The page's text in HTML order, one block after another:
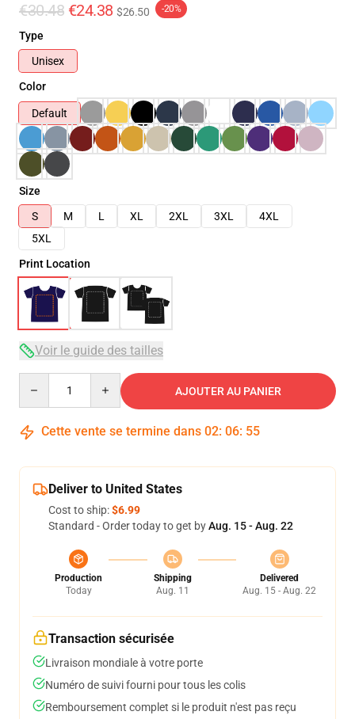
€30.48 €24.38 $26.50 -20%
Type
Unisex
Color
Default
Size
S
M L XL 2XL 3XL
4XL
5XL
Print Location
Voir le guide des tailles
AJOUTER AU PANIER
Cette vente se termine dans 02: 06: 54
Deliver to United States
Cost to ship:$6.99
Standard - Order today to get byAug. 15 - Aug. 22
Production
Today
Shipping
Aug. 11
Delivered
Aug. 15 - Aug. 22
Transaction sécurisée
Livraison mondiale à votre porte
Numéro de suivi fourni pour tous les colis
Remboursement complet si le produit n'est pas reçu